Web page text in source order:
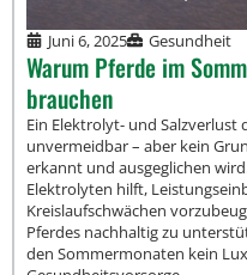
Juni 6, 2025 Gesundheit
Warum Pferde im
brauchen
Ein Elektrolyt- und Salzverlust
unvermeidbar – aber kein
erkannt und ausgeglichen
Elektrolyten hilft,
Kreislaufschwächen
Pferdes nachhaltig zu
den Sommermonaten kein